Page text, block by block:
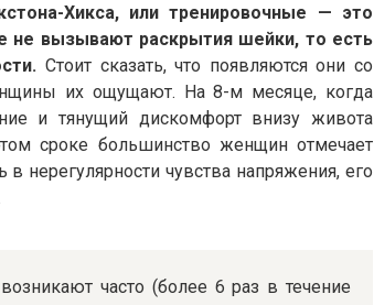
Хикса, или тренировочные — это
не вызывают раскрытия шейки, то есть
Стоит сказать, что появляются они со
их ощущают. На 8-м месяце, когда
и тянущий дискомфорт внизу живота
сроке большинство женщин отмечает
нерегулярности чувства напряжения, его
часто (более 6 раз в течение